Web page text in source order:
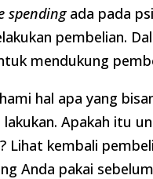
spendingada pada
pembelian.
mendukung
hal apa yang
lakukan. Apakah itu
Lihat kembali
Anda pakai